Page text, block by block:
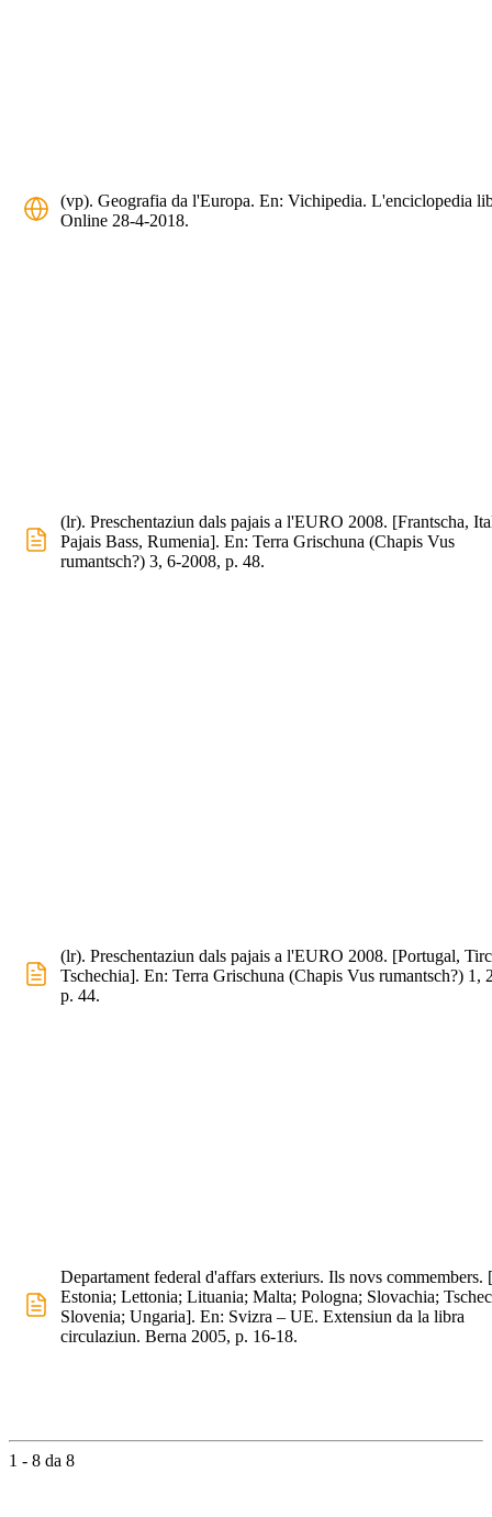
(vp). Geografia da l'Europa. En: Vichipedia. L'enciclopedia
Online 28-4-2018.
(lr). Preschentaziun dals pajais a l'EURO 2008. [Frantscha,
Pajais Bass, Rumenia]. En: Terra Grischuna (Chapis Vus
rumantsch?) 3, 6-2008, p. 48.
(lr). Preschentaziun dals pajais a l'EURO 2008. [Portugal,
Tschechia]. En: Terra Grischuna (Chapis Vus rumantsch?) 1,
p. 44.
Departament federal d'affars exteriurs. Ils novs commembers.
Estonia; Lettonia; Lituania; Malta; Pologna; Slovachia;
Slovenia; Ungaria]. En: Svizra – UE. Extensiun da la libra
circulaziun. Berna 2005, p. 16-18.
1 - 8 da 8